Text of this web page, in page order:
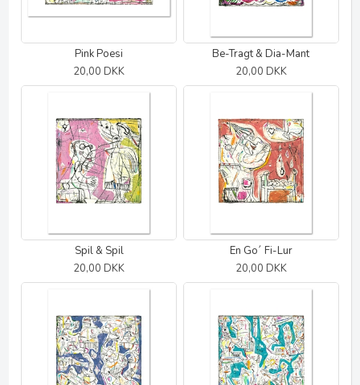
Pink Poesi
20,00 DKK
Be-Tragt & Dia-Mant
20,00 DKK
Spil & Spil
20,00 DKK
En Go´ Fi-Lur
20,00 DKK